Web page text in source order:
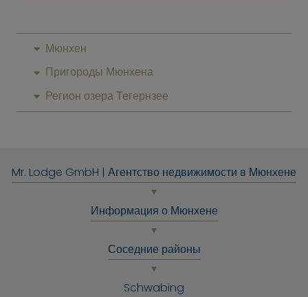
Мюнхен
Пригороды Мюнхена
Регион озера Тегернзее
Mr. Lodge GmbH | Агентство недвижимости в Мюнхене
Информация о Мюнхене
Соседние районы
Schwabing